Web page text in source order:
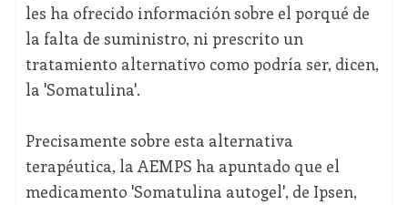
les ha ofrecido información sobre el porqué de
la falta de suministro, ni prescrito un
tratamiento alternativo como podría ser, dicen,
la 'Somatulina'.
Precisamente sobre esta alternativa
terapéutica, la AEMPS ha apuntado que el
medicamento 'Somatulina autogel', de Ipsen,